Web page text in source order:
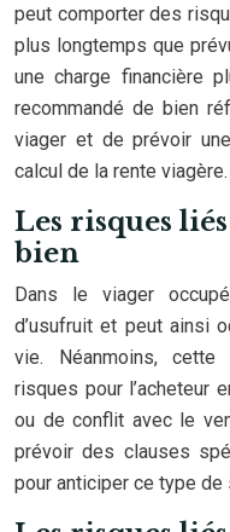
peut comporter des
plus longtemps que
une charge financière
recommandé de bien
viager et de prévoir
calcul de la rente viagère.
Les risques
bien
Dans le viager
d’usufruit et peut ainsi
vie. Néanmoins,
risques pour l’acheteur
ou de conflit avec le
prévoir des clauses
pour anticiper ce type de